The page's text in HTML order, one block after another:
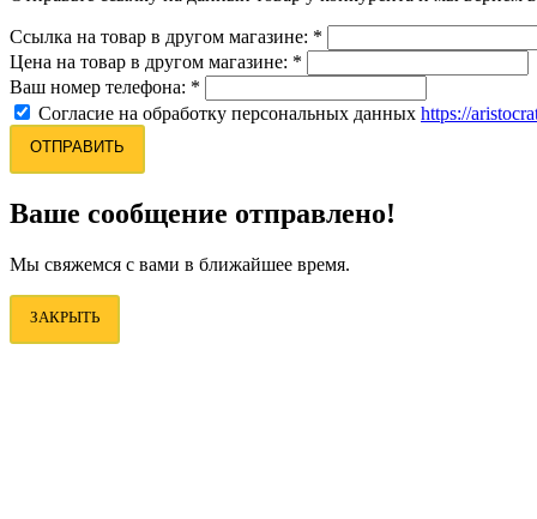
Ссылка на товар в другом магазине: *
Цена на товар в другом магазине: *
Ваш номер телефона: *
Согласие на обработку персональных данных https://
ОТПРАВИТЬ
Ваше сообщение отправлено!
Мы свяжемся с вами в ближайшее время.
ЗАКРЫТЬ